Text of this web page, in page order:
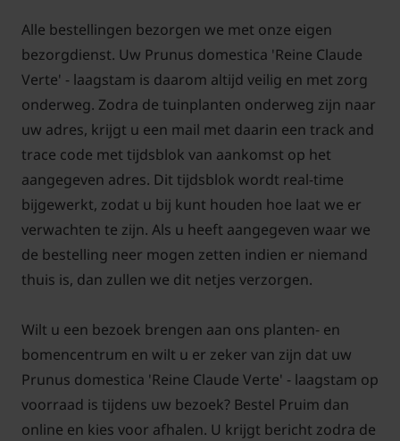
Alle bestellingen bezorgen we met onze eigen
bezorgdienst. Uw Prunus domestica 'Reine Claude
Verte' - laagstam is daarom altijd veilig en met zorg
onderweg. Zodra de tuinplanten onderweg zijn naar
uw adres, krijgt u een mail met daarin een track and
trace code met tijdsblok van aankomst op het
aangegeven adres. Dit tijdsblok wordt real-time
bijgewerkt, zodat u bij kunt houden hoe laat we er
verwachten te zijn. Als u heeft aangegeven waar we
de bestelling neer mogen zetten indien er niemand
thuis is, dan zullen we dit netjes verzorgen.
Wilt u een bezoek brengen aan ons planten- en
bomencentrum en wilt u er zeker van zijn dat uw
Prunus domestica 'Reine Claude Verte' - laagstam op
voorraad is tijdens uw bezoek? Bestel Pruim dan
online en kies voor afhalen. U krijgt bericht zodra de